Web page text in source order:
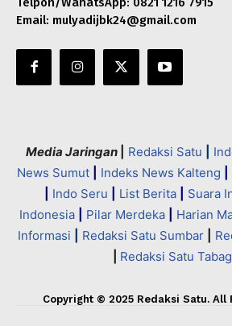
Email: mulyadijbk24@gmail.com
Media Jaringan Redaksi Satu
News Sumut
Indeks News Kalteng
Indo Seru List Berita Suara
Indonesia
Pilar Merdeka Harian
Informasi
Redaksi Satu Sumbar
Redaksi Satu
Copyright © 2025 Redaksi Satu. All